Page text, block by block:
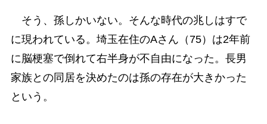
そう、孫しかいない。そんな時代の兆しはすで
に現われている。埼玉在住のAさん（75）は2年前
に脳梗塞で倒れて右半身が不自由になった。長男
家族との同居を決めたのは孫の存在が大きかった
という。